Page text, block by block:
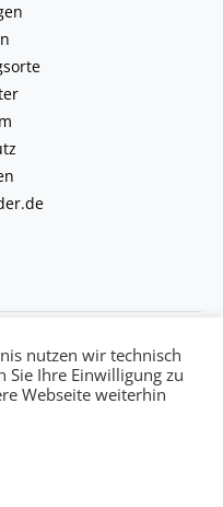
| Powered by kulturkalender-
nutzen wir technisch
Sie Ihre Einwilligung zu
Webseite weiterhin